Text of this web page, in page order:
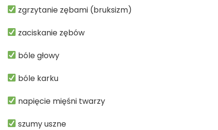
zgrzytanie zębami (bruksizm)
zaciskanie zębów
bóle głowy
bóle karku
napięcie mięśni twarzy
szumy uszne